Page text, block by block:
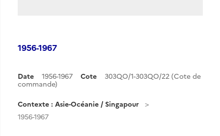
1956-1967
Date 1956-1967 Cote
303QO/1-303QO/22 (Cote de
commande)
Contexte : Asie-Océanie / Singapour
1956-1967